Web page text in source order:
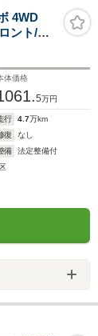
4WD
ント/サ
ラミッ
/タイヤ
体価格
5万円
行 4.7万km
復
なし
備
法定整備付